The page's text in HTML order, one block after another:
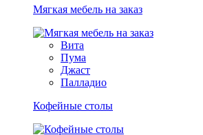
Мягкая мебель на заказ
Вита
Пума
Джаст
Палладио
Кофейные столы